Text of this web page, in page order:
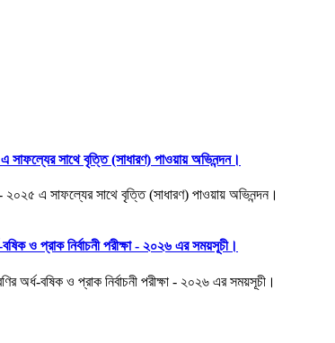
সাফল্যের সাথে বৃত্তি (সাধারণ) পাওয়ায় অভিনন্দন।
ও প্রাক নির্বাচনী পরীক্ষা - ২০২৬ এর সময়সূচী।